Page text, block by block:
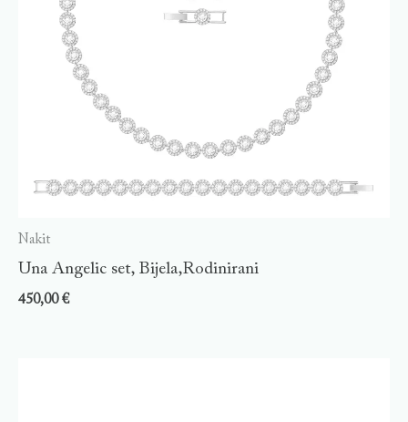
Nakit
Una Angelic set, Bijela,Rodinirani
450,00€